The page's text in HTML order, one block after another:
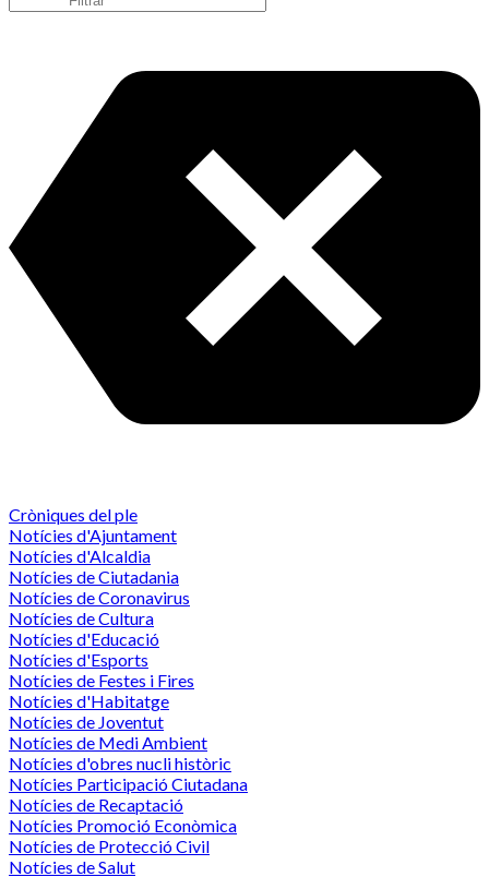
Cròniques del ple
Notícies d'Ajuntament
Notícies d'Alcaldia
Notícies de Ciutadania
Notícies de Coronavirus
Notícies de Cultura
Notícies d'Educació
Notícies d'Esports
Notícies de Festes i Fires
Notícies d'Habitatge
Notícies de Joventut
Notícies de Medi Ambient
Notícies d'obres nucli històric
Notícies Participació Ciutadana
Notícies de Recaptació
Notícies Promoció Econòmica
Notícies de Protecció Civil
Notícies de Salut